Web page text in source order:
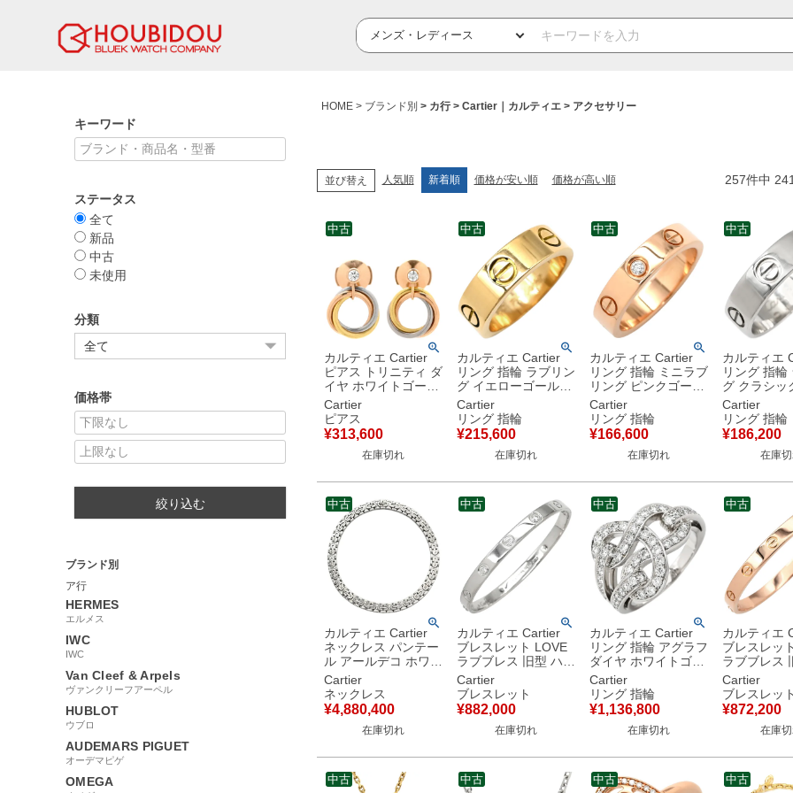
キーワード
ステータス
全て
新品
中古
未使用
分類
価格帯
絞り込む
ブランド別
ア行
HERMES
エルメス
IWC
IWC
Van Cleef & Arpels
ヴァンクリーフアーペル
HUBLOT
ウブロ
AUDEMARS PIGUET
オーデマピゲ
OMEGA
HOME ブランド別 カ行 Cartier｜カルティエ アクセサリー
並び替え 人気順 新着順 価格が安い順 価格が高い順 257件中
カルティエ Cartier
ピアス トリニティ ダ
イヤ ホワイトゴール
ド×イエローゴールド
×ピンクゴールド 1P
1石 1粒 ダイヤ 3連
Au750 18K 18金 3カ
Cartier
ピアス
¥313,600
在庫切れ
中古
カルティエ Cartier
リング 指輪 ラブリン
グ イエローゴールド
#51(JP11) LOVE
Ring 750 18K YG ク
ラシックモデル 10.5
号 【中古】
Cartier
リング 指輪
¥215,600
在庫切れ
中古
カルティエ Cartier
リング 指輪 ミニラブ
リング ピンクゴール
ド #47(JP7) LOVE
Ring 750 18K PG 18
金 1P ダイヤ 7号
CRB4050747 【保証
書】 【中古】
Cartier
リング 指輪
¥166,600
在庫切れ
中古
カルティエ
リング 指輪
グ クラシッ
ホワイトゴ
#59 LOVE
Au750 18K
18.5号
【中古】
Cartier
リング 指輪
¥186,200
在庫
中古
カルティエ Cartier
ネックレス パンテー
ル アールデコ ホワイ
トゴールド ダイヤ
K18WG Au750 18K
18金 チョーカー ヴ
ィンテージ 希少 【修
理証明書】 【中古】
Cartier
ネックレス
¥4,880,400
在庫切れ
中古
カルティエ Cartier
ブレスレット LOVE
ラブブレス 旧型 ハー
フダイヤ ホワイトゴ
ールド #17 4Pダイヤ
750WG 18K 18金 ド
ライバーなし 【修理
証明書】 【中古】
Cartier
ブレスレット
¥882,000
在庫切れ
中古
カルティエ Cartier
リング 指輪 アグラフ
ダイヤ ホワイトゴー
ルド ＃53(JP13) 750
18K WG 18金 13号
Ｎ4208853 【箱】
【中古】
Cartier
リング 指輪
¥1,136,800
在庫切れ
中古
カルティエ
ブレスレッ
ラブブレス 旧
クゴールド
18K PG バ
【保証書】
Cartier
ブレスレッ
¥872,200
在庫
中古
中古 中古 中古 中古